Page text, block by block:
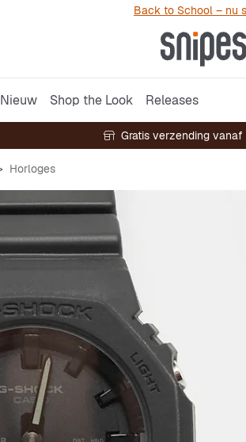
Back to School – nu
Nieuw Shop the Look Releases
Gratis verzending
Horloges